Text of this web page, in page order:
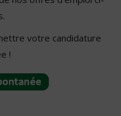
votre candidature
!